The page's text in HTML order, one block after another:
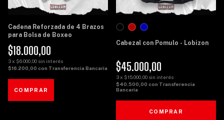
Cadena Reforzada de 4 Brazos
para Bolsa de Boxeo
$18.000,00
3x $6.000,00 sin interés
$16.200,00 con Transferencia Bancaria
Cabezal con Pomulo - Lobizon
$45.000,00
3x $15.000,00 sin interés
$40.500,00 con Transferencia
Bancaria
COMPRAR